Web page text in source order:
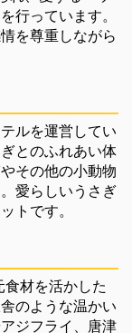
行っています。
を尊重しながら
ルを運営してい
とのふれあい体
その他の小動物
愛らしいうさぎ
トです。
食材を活かした
のような温かい
ジフライ、唐津